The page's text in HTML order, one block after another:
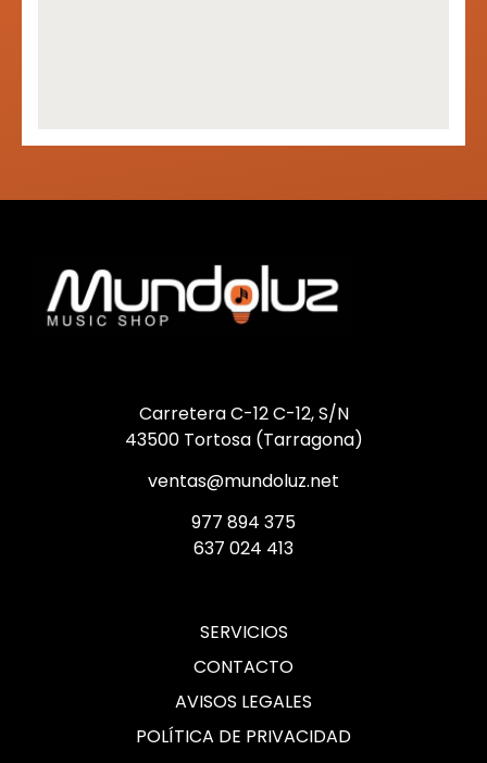
Carretera C-12 C-12, S/N
43500 Tortosa (Tarragona)
ventas@mundoluz.net
977 894 375
637 024 413
SERVICIOS
CONTACTO
AVISOS LEGALES
POLÍTICA DE PRIVACIDAD